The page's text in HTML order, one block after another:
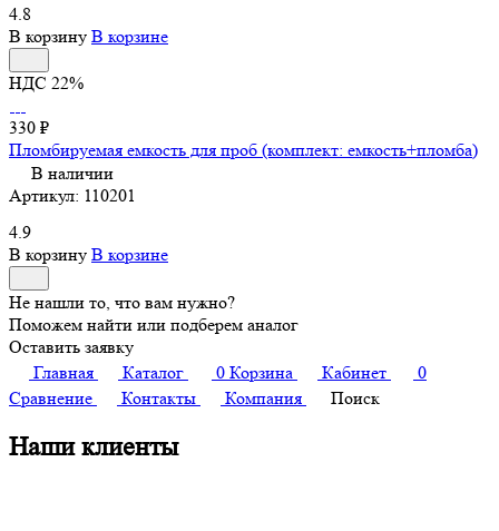
4.8
В корзину В корзине
НДС 22%
330 ₽
Пломбируемая емкость для проб (комплект: емкость+пломба)
В наличии
Артикул: 110201
4.9
В корзину В корзине
Не нашли то, что вам нужно?
Поможем найти или подберем аналог
Оставить заявку
Главная
Каталог 0 Корзина Кабинет
0
Сравнение
Контакты Компания Поиск
Наши клиенты